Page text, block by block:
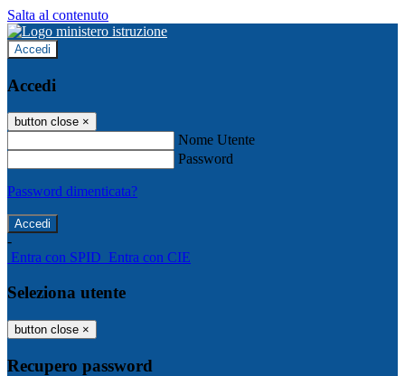
Salta al contenuto
Accedi
Accedi
button close ×
Nome Utente
Password
Password dimenticata?
-
Entra con SPID Entra con CIE
Seleziona utente
button close ×
Recupero password